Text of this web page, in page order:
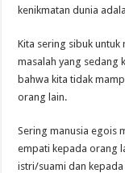
kenikmatan dunia
Kita sering sibuk
masalah yang sedang
bahwa kita tidak
orang lain.
Sering manusia egois
empati kepada orang
istri/suami dan